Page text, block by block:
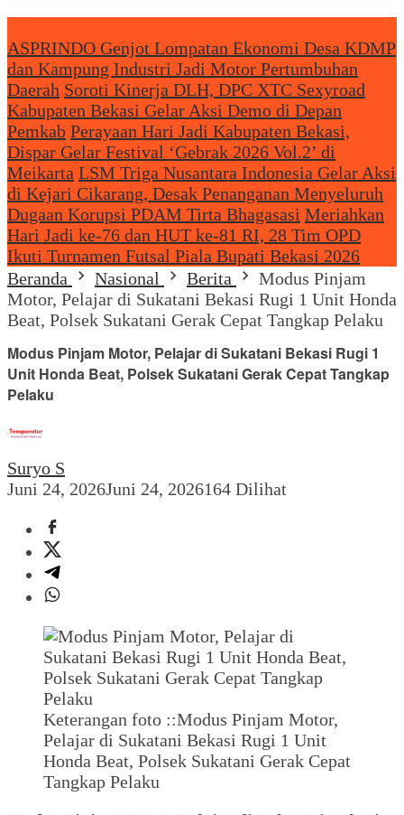
ASPRINDO Genjot Lompatan Ekonomi Desa KDMP
dan Kampung Industri Jadi Motor Pertumbuhan
Daerah Soroti Kinerja DLH, DPC XTC Sexyroad
Kabupaten Bekasi Gelar Aksi Demo di Depan
Pemkab Perayaan Hari Jadi Kabupaten Bekasi,
Dispar Gelar Festival ‘Gebrak 2026 Vol.2’ di
Meikarta LSM Triga Nusantara Indonesia Gelar Aksi
di Kejari Cikarang, Desak Penanganan Menyeluruh
Dugaan Korupsi PDAM Tirta Bhagasasi Meriahkan
Hari Jadi ke-76 dan HUT ke-81 RI, 28 Tim OPD
Ikuti Turnamen Futsal Piala Bupati Bekasi 2026
Beranda
Nasional Berita
Modus Pinjam
Motor, Pelajar di Sukatani Bekasi Rugi 1 Unit Honda
Beat, Polsek Sukatani Gerak Cepat Tangkap Pelaku
Modus Pinjam Motor, Pelajar di Sukatani Bekasi Rugi 1
Unit Honda Beat, Polsek Sukatani Gerak Cepat Tangkap
Pelaku
Suryo S
Juni 24, 2026Juni 24, 2026164 Dilihat
Keterangan foto ::Modus Pinjam Motor,
Pelajar di Sukatani Bekasi Rugi 1 Unit
Honda Beat, Polsek Sukatani Gerak Cepat
Tangkap Pelaku